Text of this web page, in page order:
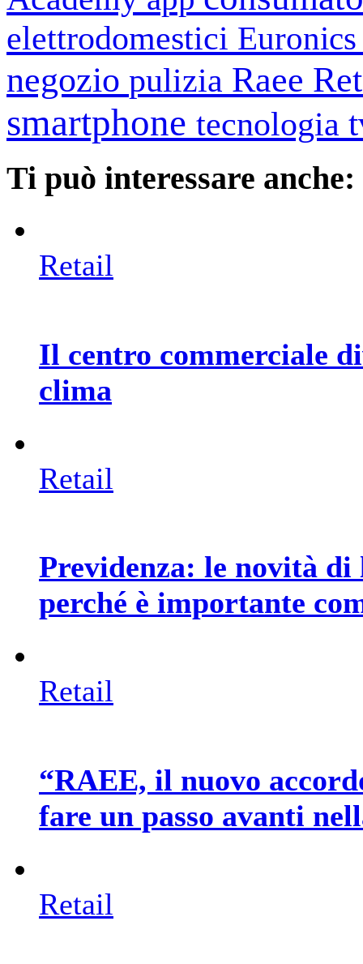
elettrodomestici
negozio pulizia Raee
smartphone tecnologia
Ti può interessare anche:
Retail
Il centro commerciale
clima
Retail
Previdenza: le novità di
perché è importante
Retail
“RAEE, il nuovo
fare un passo avanti
Retail